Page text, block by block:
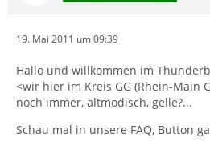
19. Mai 2011 um 09:39
Hallo und willkommen im
<wir hier im Kreis GG (Rhein-Main
noch immer, altmodisch, gelle?...
Schau mal in unsere FAQ, Button